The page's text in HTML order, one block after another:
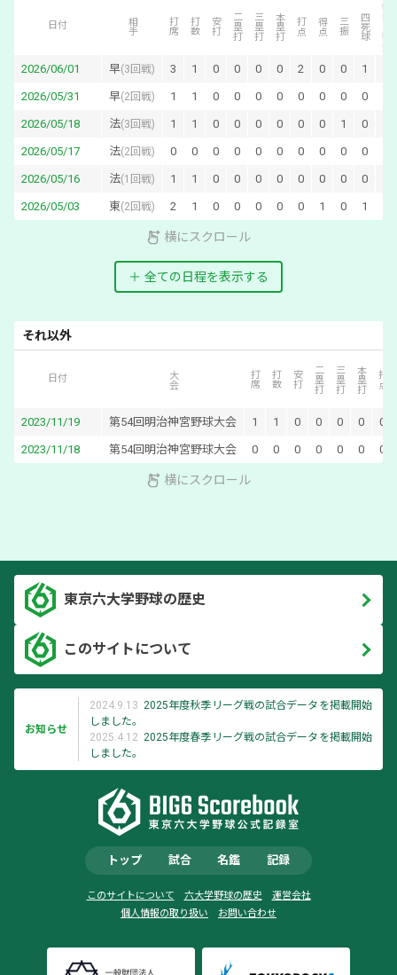
日付 相手 打席 打数 安打 二塁打 三塁打 本塁打 打点 得点 三振 四死球 犠打・犠飛
2026/06/01 早(3回戦) 3 1 0 0 0 0 2 0 0 1
2026/05/31 早(2回戦) 1 1 0 0 0 0 0 0 0 0
2026/05/18 法(3回戦) 1 1 0 0 0 0 0 0 1 0
2026/05/17 法(2回戦) 0 0 0 0 0 0 0 0 0 0
2026/05/16 法(1回戦) 1 1 0 0 0 0 0 0 0 0
2026/05/03 東(2回戦) 2 1 0 0 0 0 0 1 0 1
横にスクロール
全ての日程を表示する
それ以外
日付 大会 打席 打数 安打 二塁打 三塁打 本塁打 打点
2023/11/19 第54回明治神宮野球大会 1 1 0 0 0 0 0
2023/11/18 第54回明治神宮野球大会 0 0 0 0 0 0 0
横にスクロール
東京六大学野球の歴史
このサイトについて
お知らせ
2024.9.13 2025年度秋季リーグ戦の試合データを掲載開始
しました。
2025.4.12 2025年度春季リーグ戦の試合データを掲載開始
しました。
トップ 試合 名鑑 記録
このサイトについて 六大学野球の歴史
運営会社
個人情報の取り扱い
お問い合わせ